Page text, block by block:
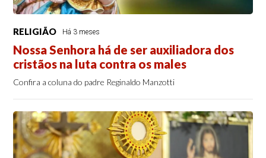
RELIGIÃO Há 3 meses
Nossa Senhora há de ser auxiliadora dos
cristãos na luta contra os males
Confira a coluna do padre Reginaldo Manzotti